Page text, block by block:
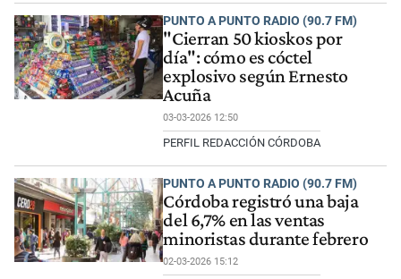
PUNTO A PUNTO RADIO (90.7 FM)
"Cierran 50 kioskos por
día": cómo es cóctel
explosivo según Ernesto
Acuña
03-03-2026 12:50
PERFIL REDACCIÓN CÓRDOBA
PUNTO A PUNTO RADIO (90.7 FM)
Córdoba registró una baja
del 6,7% en las ventas
minoristas durante febrero
02-03-2026 15:12